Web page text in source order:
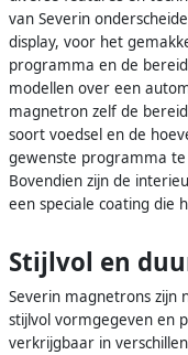
van Severin
display, voor het
programma en de
modellen over een
magnetron zelf de
soort voedsel en de
gewenste programma
Bovendien zijn de
een speciale coating die
Stijlvol en
Severin magnetrons zijn
stijlvol vormgegeven en
verkrijgbaar in